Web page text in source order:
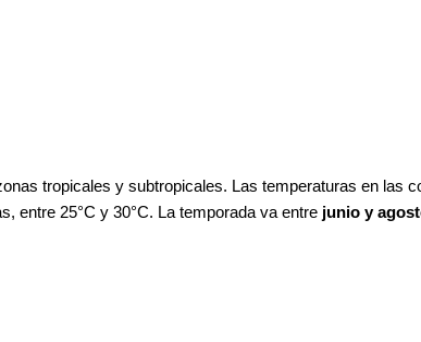
tropicales y subtropicales. Las temperaturas en las
entre 25°C y 30°C. La temporada va entre junio y